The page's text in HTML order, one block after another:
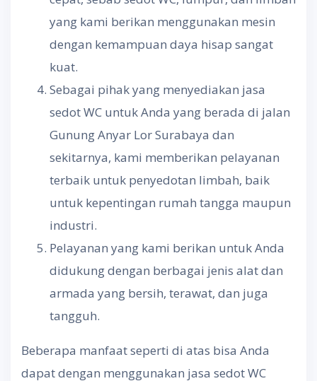
yang kami berikan menggunakan mesin
dengan kemampuan daya hisap sangat
kuat.
Sebagai pihak yang menyediakan jasa
sedot WC untuk Anda yang berada di jalan
Gunung Anyar Lor Surabaya dan
sekitarnya, kami memberikan pelayanan
terbaik untuk penyedotan limbah, baik
untuk kepentingan rumah tangga maupun
industri.
Pelayanan yang kami berikan untuk Anda
didukung dengan berbagai jenis alat dan
armada yang bersih, terawat, dan juga
tangguh.
Beberapa manfaat seperti di atas bisa Anda
dapat dengan menggunakan jasa sedot WC